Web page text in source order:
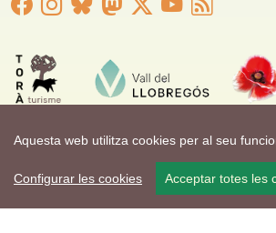
Aquesta web utilitza cookies per al seu
Configurar les cookies Acceptar totes les